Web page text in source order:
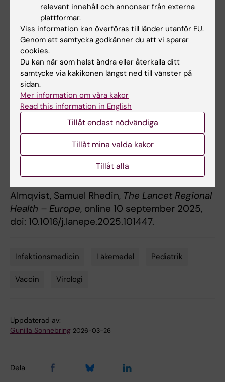
läkemedelsföretag, men utan koppling till den
aktuella studien. Se den vetenskapliga artikeln
för mer information om potentiella
intressekonflikter.
Publikation
“Risk factors for severe outcomes of
respiratory syncytial virus infection in
children: a nationwide cohort study in
, Giulia Dallagiacoma, Cecilia
Lundholm, Awad I Smew, Emma Caffrey
Osvald, Pekka Vartiainen, Santtu
Almqvist, Samuel Rhedin, The Lancet Regional
Health – Europe, online 10 september 2025,
doi: 10.1016/j.lanepe.2025.101447.
Infektionsmedicin Läkemedel Pediatrik
Vaccin Virologi
Uppdaterad av:
Gunilla Sonnebring 2026-03-26
Dela
relevant innehåll och annonser från externa
plattformar.
Viss information kan överföras till länder utanför EU.
Genom att samtycka godkänner du att vi sparar
cookies.
Du kan när som helst ändra eller återkalla ditt
samtycke via kakikonen längst ned till vänster på
sidan.
Mer information om våra kakor
Read this information in English
Tillåt endast nödvändiga
Tillåt mina valda kakor
Tillåt alla